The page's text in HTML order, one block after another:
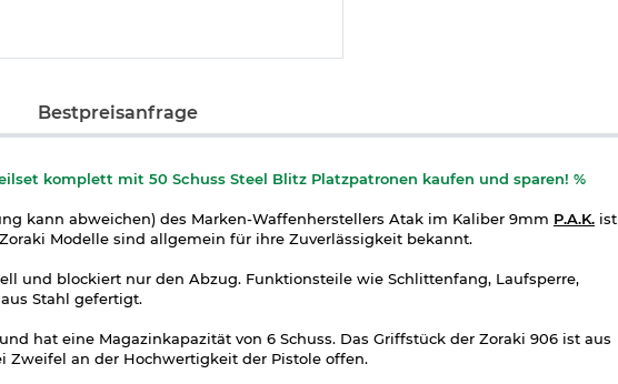
Bestpreisanfrage
komplett mit 50 Schuss Steel Blitz Platzpatronen kaufen und sparen! %
kann abweichen) des Marken-Waffenherstellers Atak im Kaliber 9mm P.A.K. ist
Modelle sind allgemein für ihre Zuverlässigkeit bekannt.
und blockiert nur den Abzug. Funktionsteile wie Schlittenfang, Laufsperre,
Stahl gefertigt.
hat eine Magazinkapazität von 6 Schuss. Das Griffstück der Zoraki 906 ist aus
an der Hochwertigkeit der Pistole offen.